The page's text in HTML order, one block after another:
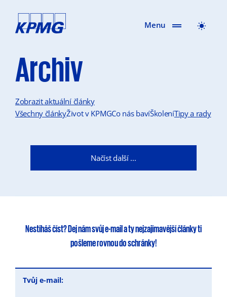
Menu
Archiv
Zobrazit aktuální články
Všechny článkyŽivot v KPMGCo nás bavíŠkoleníTipy a rady
Načíst další ...
Nestíháš číst?Dej nám svůj e-maila tynejzajímavější článkyti
pošleme rovnou do schránky!
Tvůj e-mail: